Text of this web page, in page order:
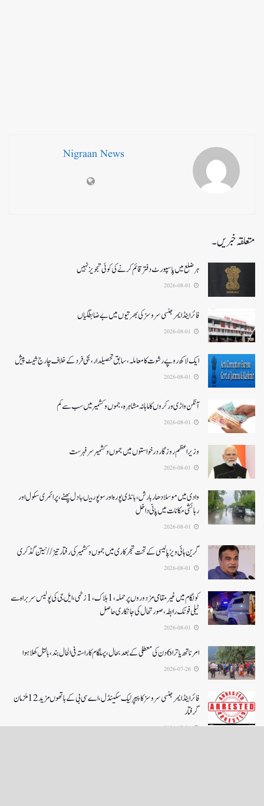
Nigraan News
متعلقہ خبریں۔
ہر ضلع میں پاسپورٹ دفتر قائم کرنے کی کوئی تجویز نہیں
فائر اینڈ ایمرجنسی سروسزکی بھرتیوں میں بے ضابطگیاں
ایک لاکھ روپے رشوت کا معاملہ،سابق تحصیلدار، نجی فرد کے خلاف چارج شیٹ پیش
آنگن واڑی ورکروں کا ماہانہ مشاہرہ، جموں و کشمیر میں سب سے کم
وزیر اعظم روزگار درخواستوں میں جموں و کشمیر سرفہرست
وادی میں موسلادھار بارش،بانڈی پورہ اور سوپور میںبادل پھٹے، پرائمری سکول اور
رہائشی مکانات میں پانی داخل
گرین ہائی ویز پالیسی کے تحت شجرکاری میں جموں و کشمیر کی رفتار تیز// نیتن گڈکری
کولگام میں غیر مقامی مزدوروں پر حملہ،1ہلاک،1زخمی،ایل جی کی پولیس سربراہ سے
ٹیلی فونک رابطہ، صورتحال کی جانکاری حاصل
امرناتھ یاترا 6دن کی معطلی کے بعد بحال،پہلگام کا راستہ فی الحال بند، بالتل کھلا ہوا
فائر اینڈ ایمرجنسی سروسز کا پیپر لیک سکینڈل،اے سی بی کے ہاتھوں مزید 12 ملزمان
گرفتار
2026-07-26